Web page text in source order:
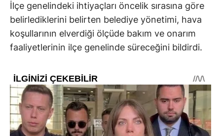
İlçe genelindeki ihtiyaçları öncelik sırasına göre
belirlediklerini belirten belediye yönetimi, hava
koşullarının elverdiği ölçüde bakım ve onarım
faaliyetlerinin ilçe genelinde süreceğini bildirdi.